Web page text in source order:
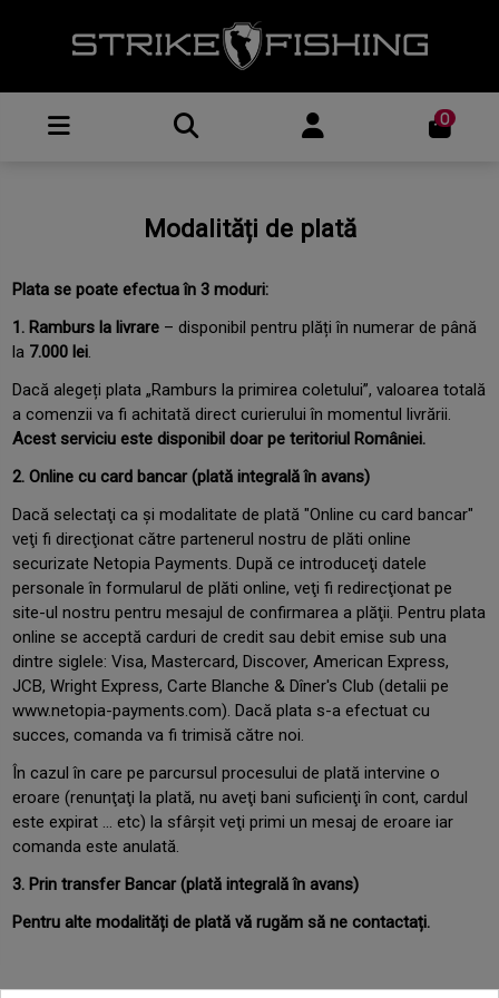
0
Modalități de plată
Plata se poate efectua în 3 moduri:
1. Ramburs la livrare – disponibil pentru plăți în numerar de până
la 7.000 lei.
Dacă alegeți plata „Ramburs la primirea coletului”, valoarea totală
a comenzii va fi achitată direct curierului în momentul livrării.
Acest serviciu este disponibil doar pe teritoriul României.
2. Online cu card bancar(plată integrală în avans)
Dacă selectaţi ca şi modalitate de plată "Online cu card bancar"
veţi fi direcţionat către partenerul nostru de plăti online
securizate Netopia Payments. După ce introduceţi datele
personale în formularul de plăti online, veţi fi redirecţionat pe
site-ul nostru pentru mesajul de confirmarea a plăţii. Pentru plata
online se acceptă carduri de credit sau debit emise sub una
dintre siglele: Visa, Mastercard, Discover, American Express,
JCB, Wright Express, Carte Blanche & Dîner's Club (detalii pe
www.netopia-payments.com). Dacă plata s-a efectuat cu
succes, comanda va fi trimisă către noi.
În cazul în care pe parcursul procesului de plată intervine o
eroare (renunţaţi la plată, nu aveţi bani suficienţi în cont, cardul
este expirat ... etc) la sfârşit veţi primi un mesaj de eroare iar
comanda este anulată.
3. Prin transfer Bancar (plată integrală în avans)
Pentru alte modalități de plată vă rugăm să ne contactați.